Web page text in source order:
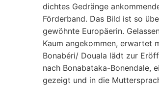
dichtes Gedränge
Förderband. Das Bild ist so
gewöhnte Europäerin.
Kaum angekommen, erwartet
Bonabéri/ Douala lädt zur
nach Bonabataka-Bonendale,
gezeigt und in die